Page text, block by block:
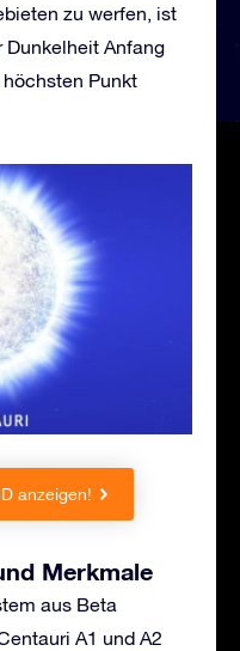
zu werfen, ist
Dunkelheit Anfang
Punkt
anzeigen!
Merkmale
aus Beta
A1 und A2